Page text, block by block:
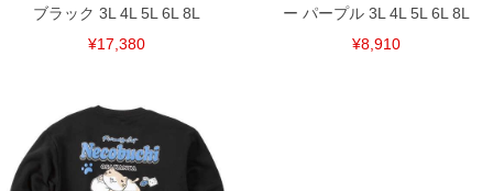
ブラック 3L 4L 5L 6L 8L
¥17,380
ー パープル 3L 4L 5L 6L 8L
¥8,910